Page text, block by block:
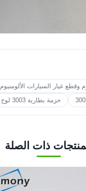
وقطع غيار السيارات الألومنيوم
حزمة بطارية 3003 لوح ألومنيوم
ذات الصلة